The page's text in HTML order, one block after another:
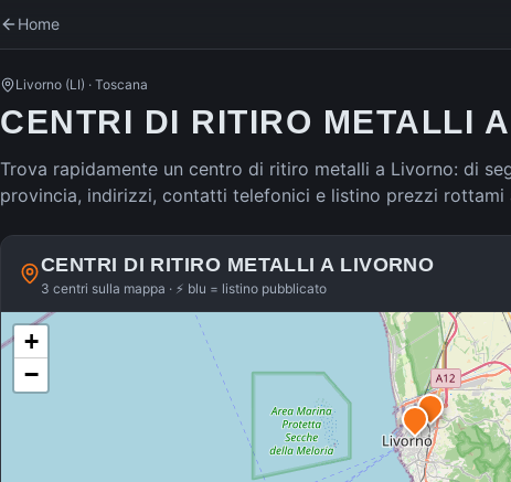
Home
Livorno (LI) · Toscana
CENTRI DI RITIRO METALLI
Trova rapidamente un centro di ritiro metalli a Livorno: di
provincia, indirizzi, contatti telefonici e listino prezzi rottami
CENTRI DI RITIRO METALLI A LIVORNO
3 centri sulla mappa · ⚡ blu = listino pubblicato
+
−